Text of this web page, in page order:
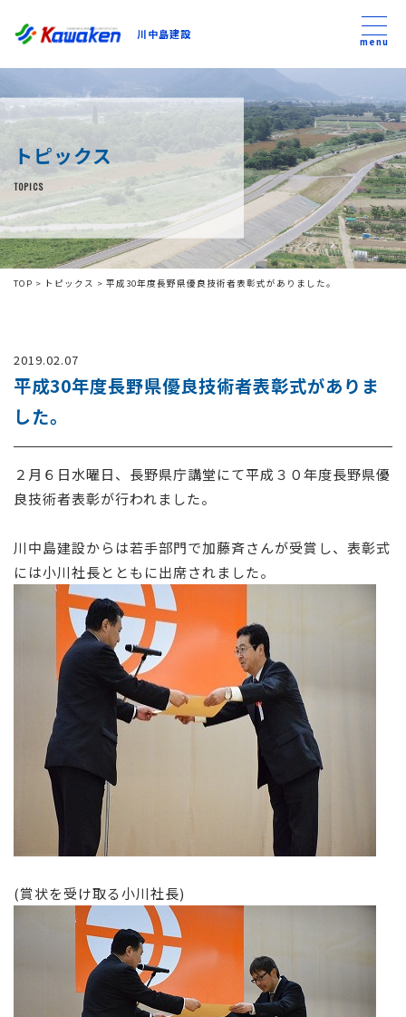
川中島建設
川中島建設
トップ
トピックス
事業内容
私たちについて
コンテンツ
お問い合わせ
menu
トピックス
TOPICS
TOP > トピックス > 平成30年度長野県優良技術者表彰式がありました。
2019.02.07
平成30年度長野県優良技術者表彰式がありま
した。
２月６日水曜日、長野県庁講堂にて平成３０年度長野県優
良技術者表彰が行われました。
川中島建設からは若手部門で加藤斉さんが受賞し、表彰式
には小川社長とともに出席されました。
(賞状を受け取る小川社長)